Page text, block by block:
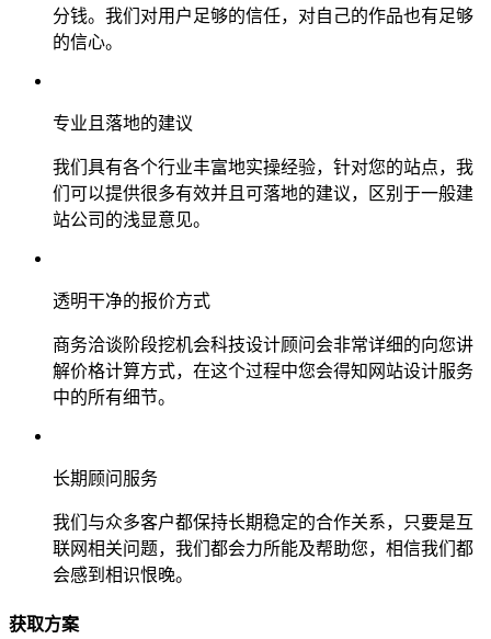
分钱。我们对用户足够的信任，对自己的作品也有足够
的信心。
专业且落地的建议
我们具有各个行业丰富地实操经验，针对您的站点，我
们可以提供很多有效并且可落地的建议，区别于一般建
站公司的浅显意见。
透明干净的报价方式
商务洽谈阶段挖机会科技设计顾问会非常详细的向您讲
解价格计算方式，在这个过程中您会得知网站设计服务
中的所有细节。
长期顾问服务
我们与众多客户都保持长期稳定的合作关系，只要是互
联网相关问题，我们都会力所能及帮助您，相信我们都
会感到相识恨晚。
获取方案